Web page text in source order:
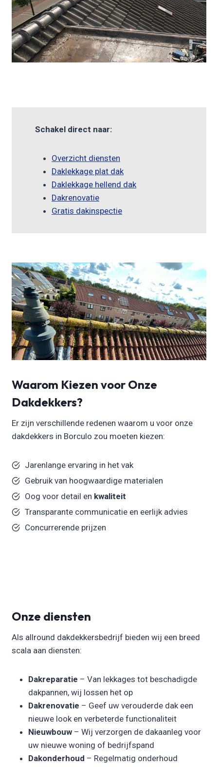
Schakel direct naar:
Overzicht diensten
Daklekkage plat dak
Daklekkage hellend dak
Dakrenovatie
Gratis dakinspectie
Waarom Kiezen voor Onze
Dakdekkers?
Er zijn verschillende redenen waarom u voor onze
dakdekkers in Borculo zou moeten kiezen:
Jarenlange ervaring in het vak
Gebruik van hoogwaardige materialen
Oog voor detail en kwaliteit
Transparante communicatie en eerlijk advies
Concurrerende prijzen
Onze diensten
Als allround dakdekkersbedrijf bieden wij een breed
scala aan diensten:
Dakreparatie – Van lekkages tot beschadigde
dakpannen, wij lossen het op
Dakrenovatie – Geef uw verouderde dak een
nieuwe look en verbeterde functionaliteit
Nieuwbouw – Wij verzorgen de dakaanleg voor
uw nieuwe woning of bedrijfspand
Dakonderhoud – Regelmatig onderhoud